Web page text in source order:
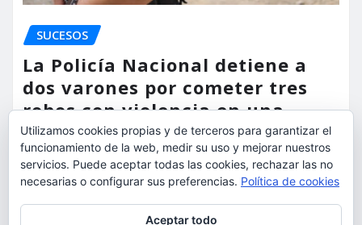
SUCESOS
La Policía Nacional detiene a
dos varones por cometer tres
robos con violencia en una
misma mañana
torrent al dia Ago 7, 2026
Utilizamos cookies propias y de terceros para garantizar el
funcionamiento de la web, medir su uso y mejorar nuestros
servicios. Puede aceptar todas las cookies, rechazar las no
necesarias o configurar sus preferencias. Política de cookies
Aceptar todo